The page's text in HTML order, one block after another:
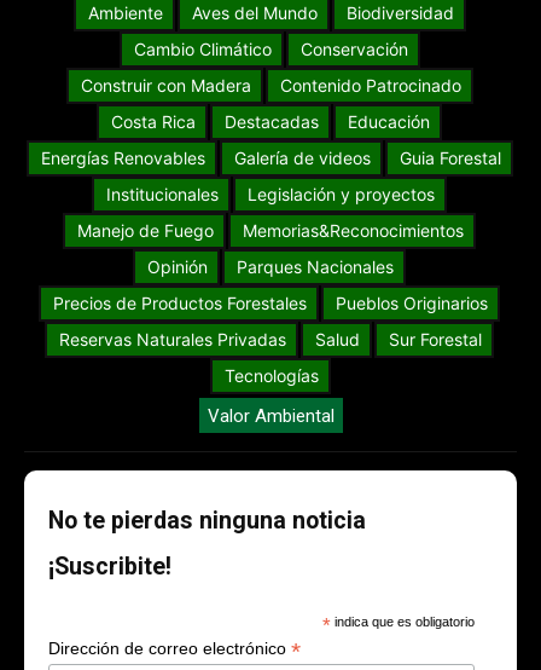
Ambiente
Aves del Mundo
Biodiversidad
Cambio Climático
Conservación
Construir con Madera
Contenido Patrocinado
Costa Rica
Destacadas
Educación
Energías Renovables
Galería de videos
Guia Forestal
Institucionales
Legislación y proyectos
Manejo de Fuego
Memorias&Reconocimientos
Opinión
Parques Nacionales
Precios de Productos Forestales
Pueblos Originarios
Reservas Naturales Privadas
Salud
Sur Forestal
Tecnologías
Valor Ambiental
No te pierdas ninguna noticia
¡Suscribite!
* indica que es obligatorio
Dirección de correo electrónico *